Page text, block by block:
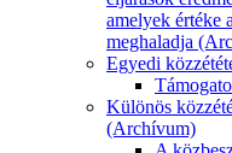
amelyek értéke
meghaladja
Egyedi
Különös
(Archívum)